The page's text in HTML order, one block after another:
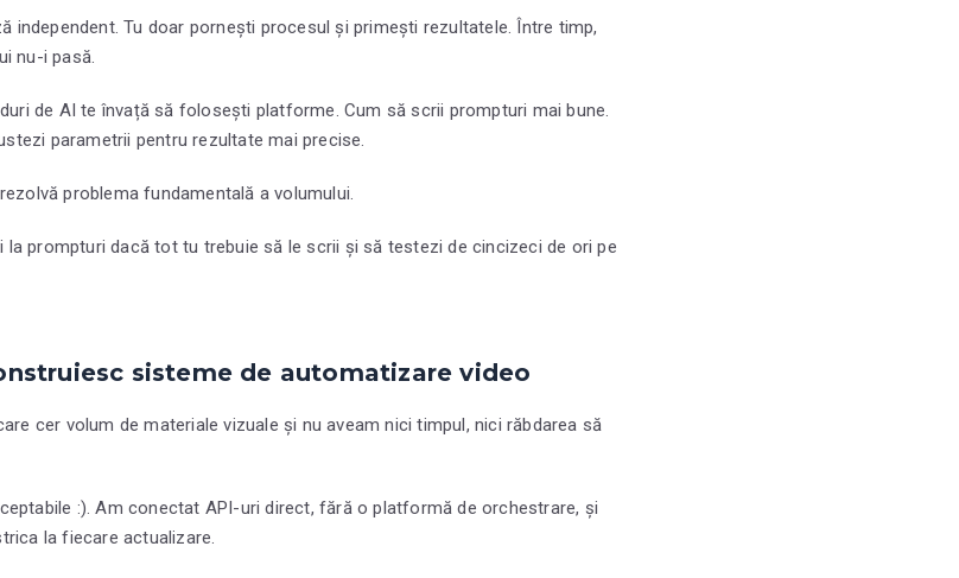
independent. Tu doar pornești procesul și primești rezultatele. Între timp,
nu-i pasă.
de AI te învață să folosești platforme. Cum să scrii prompturi mai bune.
parametrii pentru rezultate mai precise.
problema fundamentală a volumului.
prompturi dacă tot tu trebuie să le scrii și să testezi de cincizeci de ori pe
sisteme de automatizare video
cer volum de materiale vizuale și nu aveam nici timpul, nici răbdarea să
:). Am conectat API-uri direct, fără o platformă de orchestrare, și
la fiecare actualizare.